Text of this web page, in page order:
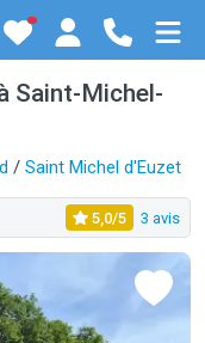
Saint-Michel-
/ Saint Michel d'Euzet
5,0/5 3 avis